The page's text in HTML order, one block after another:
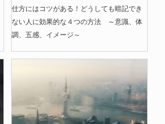
仕方にはコツがある！どうしても暗記でき
ない人に効果的な４つの方法 ～意識、体
調、五感、イメージ～